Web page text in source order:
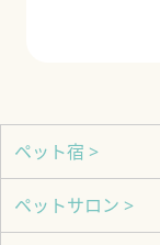
ペット宿 >
ペットサロン >